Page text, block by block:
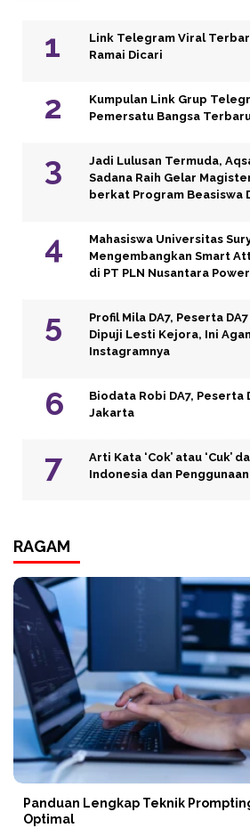
Link Telegram Viral
Ramai Dicari
Kumpulan Link Grup
Pemersatu Bangsa
Jadi Lulusan Termuda,
Sadana Raih Gelar
berkat Program Beasiswa
Mahasiswa Universitas
Mengembangkan Smart
di PT PLN Nusantara
Profil Mila DA7, Peserta
Dipuji Lesti Kejora, Ini
Instagramnya
Biodata Robi DA7, Peserta
Jakarta
Arti Kata ‘Cok’ atau ‘Cuk’
Indonesia dan
RAGAM
Panduan Lengkap Teknik
Optimal